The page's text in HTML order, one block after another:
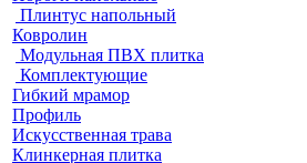
Плинтус напольный
Ковролин
Модульная ПВХ плитка
Комплектующие
Гибкий мрамор
Профиль
Искусственная трава
Клинкерная плитка